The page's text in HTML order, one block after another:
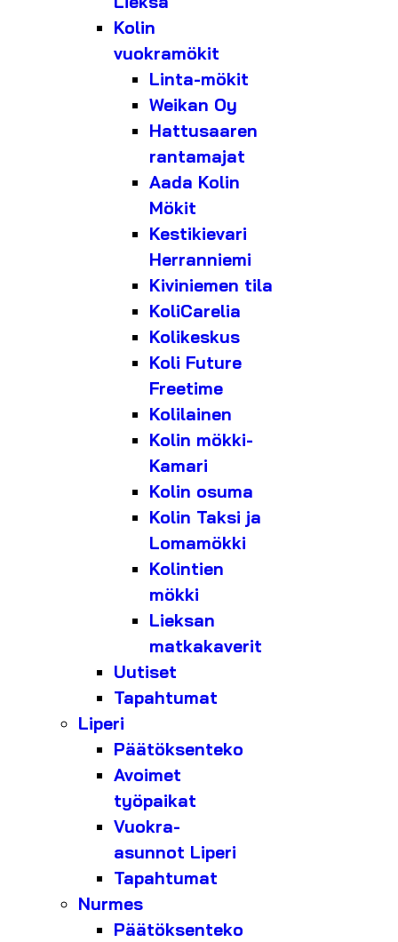
Kolin
vuokramökit
Linta-mökit
Weikan Oy
Hattusaaren
rantamajat
Aada Kolin
Mökit
Kestikievari
Herranniemi
Kiviniemen tila
KoliCarelia
Kolikeskus
Koli Future
Freetime
Kolilainen
Kolin mökki-
Kamari
Kolin osuma
Kolin Taksi ja
Lomamökki
Kolintien
mökki
Lieksan
matkakaverit
Uutiset
Tapahtumat
Liperi
Päätöksenteko
Avoimet
työpaikat
Vuokra-
asunnot Liperi
Tapahtumat
Nurmes
Päätöksenteko